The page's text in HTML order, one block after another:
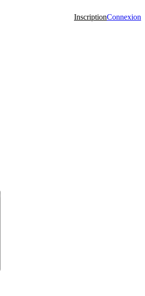
InscriptionConnexion